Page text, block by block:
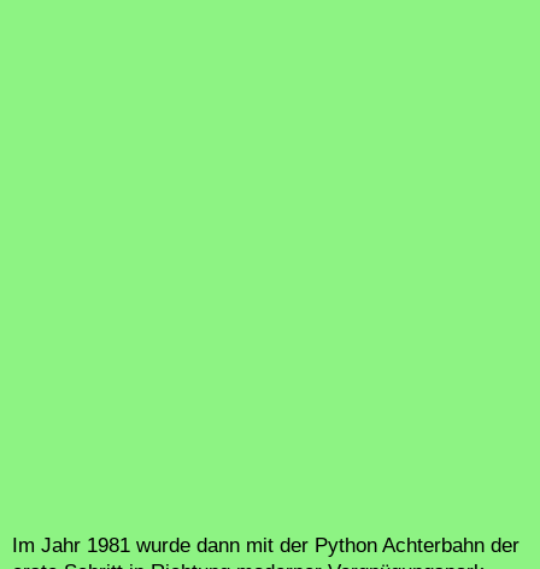
Im Jahr 1981 wurde dann mit der Python Achterbahn der